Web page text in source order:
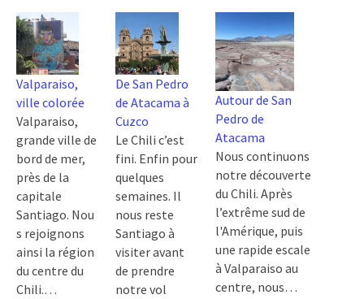
Valparaiso,
ville colorée
Valparaiso,
grande ville de
bord de mer,
près de la
capitale
Santiago. Nou
s rejoignons
ainsi la région
du centre du
Chili.…
De San Pedro
de Atacama à
Cuzco
Le Chili c’est
fini. Enfin pour
quelques
semaines. Il
nous reste
Santiago à
visiter avant
de prendre
notre vol
Autour de San
Pedro de
Atacama
Nous continuons
notre découverte
du Chili. Après
l’extrême sud de
l'Amérique, puis
une rapide escale
à Valparaiso au
centre, nous…